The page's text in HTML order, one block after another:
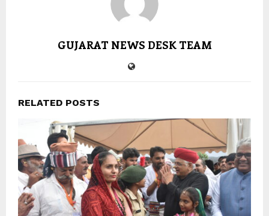
GUJARAT NEWS DESK TEAM
RELATED POSTS